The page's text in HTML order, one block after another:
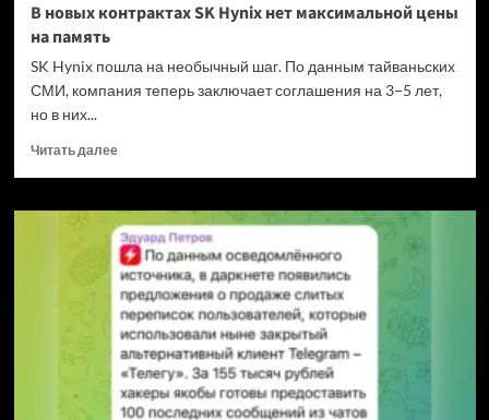
В новых контрактах SK Hynix нет максимальной цены
на память
SK Hynix пошла на необычный шаг. По данным тайваньских
СМИ, компания теперь заключает соглашения на 3−5 лет,
но в них...
Читать далееПрочитать
В новых
контрактах SK
Hynix
нет
максимальной
цены
на память